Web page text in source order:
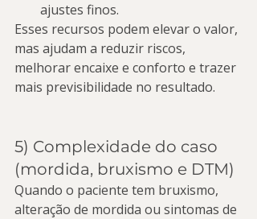
ajustes finos.
Esses recursos podem elevar o valor,
mas ajudam a reduzir riscos,
melhorar encaixe e conforto e trazer
mais previsibilidade no resultado.
5) Complexidade do caso
(mordida, bruxismo e DTM)
Quando o paciente tem bruxismo,
alteração de mordida ou sintomas de